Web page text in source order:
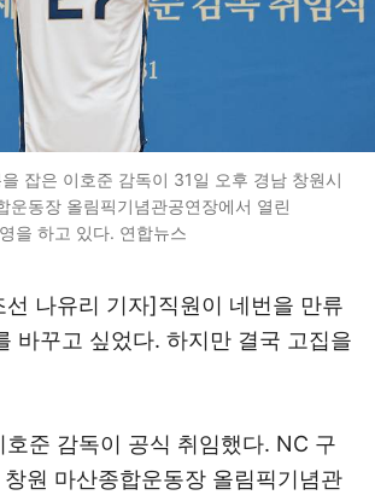
잡은 이호준 감독이 31일 오후 경남 창원시
운동장 올림픽기념관공연장에서 열린
을 하고 있다. 연합뉴스
나유리 기자]직원이 네번을 만류
바꾸고 싶었다. 하지만 결국 고집을
준 감독이 공식 취임했다. NC 구
창원 마산종합운동장 올림픽기념관